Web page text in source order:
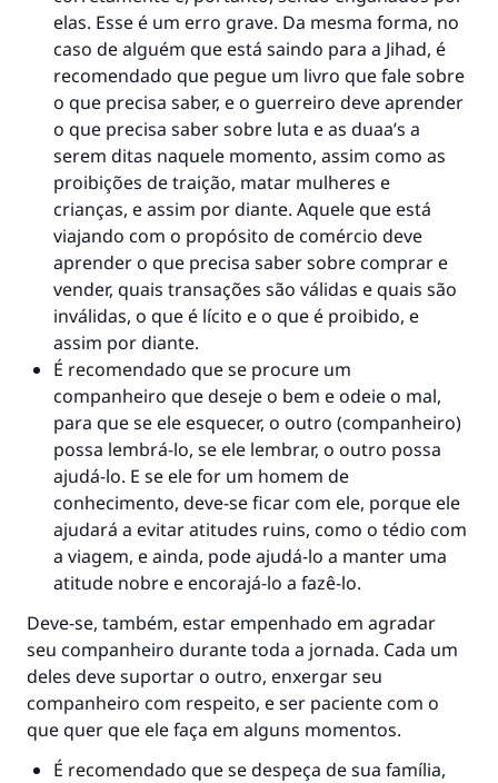
elas. Esse é um erro grave. Da mesma forma, no
caso de alguém que está saindo para a Jihad, é
recomendado que pegue um livro que fale sobre
o que precisa saber, e o guerreiro deve aprender
o que precisa saber sobre luta e as duaa’s a
serem ditas naquele momento, assim como as
proibições de traição, matar mulheres e
crianças, e assim por diante. Aquele que está
viajando com o propósito de comércio deve
aprender o que precisa saber sobre comprar e
vender, quais transações são válidas e quais são
inválidas, o que é lícito e o que é proibido, e
assim por diante.
É recomendado que se procure um
companheiro que deseje o bem e odeie o mal,
para que se ele esquecer, o outro (companheiro)
possa lembrá-lo, se ele lembrar, o outro possa
ajudá-lo. E se ele for um homem de
conhecimento, deve-se ficar com ele, porque ele
ajudará a evitar atitudes ruins, como o tédio com
a viagem, e ainda, pode ajudá-lo a manter uma
atitude nobre e encorajá-lo a fazê-lo.
Deve-se, também, estar empenhado em agradar
seu companheiro durante toda a jornada. Cada um
deles deve suportar o outro, enxergar seu
companheiro com respeito, e ser paciente com o
que quer que ele faça em alguns momentos.
É recomendado que se despeça de sua família,